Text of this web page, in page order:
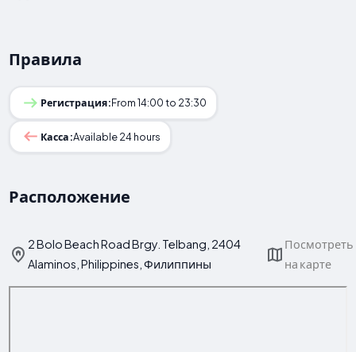
Правила
Регистрация:From 14:00 to 23:30
Касса:Available 24 hours
Расположение
2 Bolo Beach Road Brgy. Telbang, 2404
Alaminos, Philippines, Филиппины
Посмотреть
на карте